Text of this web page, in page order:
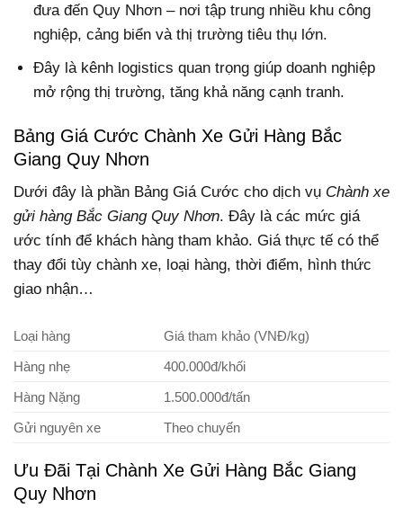
đưa đến Quy Nhơn – nơi tập trung nhiều khu công
nghiệp, cảng biển và thị trường tiêu thụ lớn.
Đây là kênh logistics quan trọng giúp doanh nghiệp
mở rộng thị trường, tăng khả năng cạnh tranh.
Bảng Giá Cước Chành Xe Gửi Hàng Bắc
Giang Quy Nhơn
Dưới đây là phần Bảng Giá Cước cho dịch vụ Chành xe
gửi hàng Bắc Giang Quy Nhơn. Đây là các mức giá
ước tính để khách hàng tham khảo. Giá thực tế có thể
thay đổi tùy chành xe, loại hàng, thời điểm, hình thức
giao nhận…
Loại hàng
Giá tham khảo (VNĐ/kg)
Hàng nhẹ
400.000đ/khối
Hàng Nặng
1.500.000đ/tấn
Gửi nguyên xe
Theo chuyến
Ưu Đãi Tại Chành Xe Gửi Hàng Bắc Giang
Quy Nhơn